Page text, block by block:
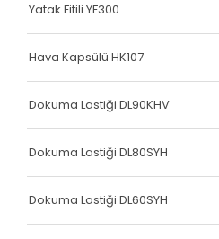
Spanzed Kolonu
Polis Yeleği
Yatak Fitili
Yatak Fitili
Yatak Fitili YF300
Hava Kapsülü HK107
Dokuma Lastiği DL90KHV
Dokuma Lastiği DL80SYH
Dokuma Lastiği DL60SYH